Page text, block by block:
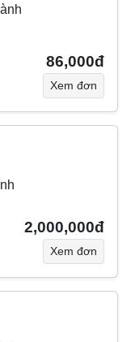
86,000đ
Xem đơn
2,000,000đ
Xem đơn